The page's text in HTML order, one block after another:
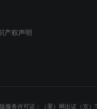
产权声明
服务许可证：（署）网出证（京）